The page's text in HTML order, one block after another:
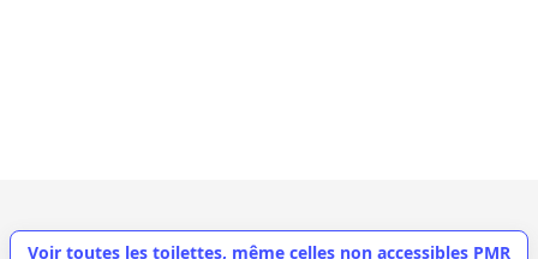
Voir toutes les toilettes, même celles non accessibles PMR